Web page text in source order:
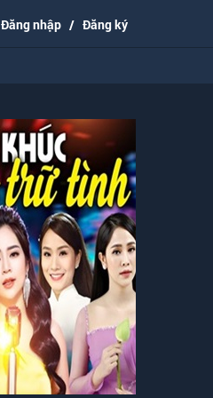
Đăng nhập / Đăng ký